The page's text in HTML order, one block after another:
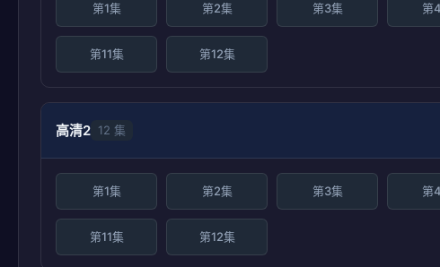
第1集 第2集 第3集 第
第11集 第12集
高清2 12 集
第1集 第2集 第3集 第
第11集 第12集